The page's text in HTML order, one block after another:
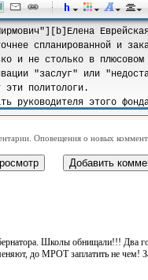
-
-
-
-
-
-
-
-
-
-
Оповещения о новых
Школы обнищали!!! Два
до МРОТ заплатить не чем!